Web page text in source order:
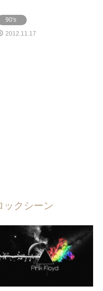
90's
2012.11.17
ックシーン